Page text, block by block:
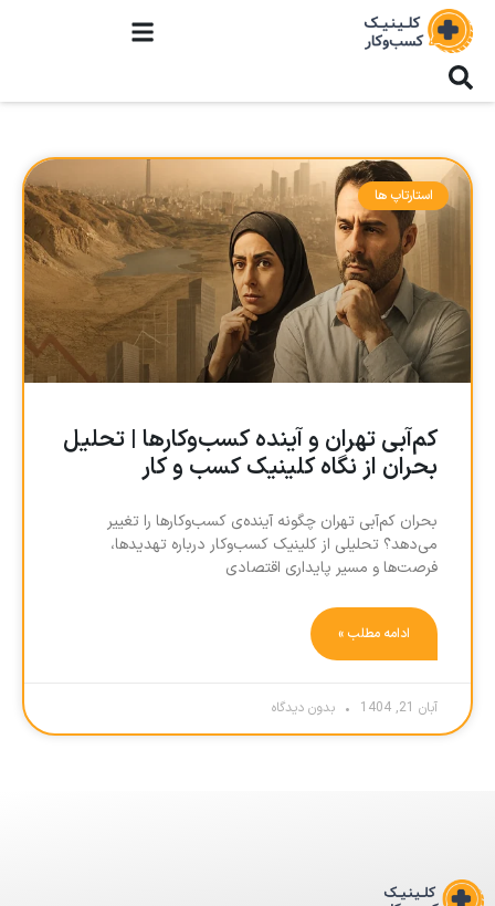
استارتاپ ها
کم‌آبی تهران و آینده کسب‌وکارها | تحلیل
بحران از نگاه کلینیک کسب و کار
بحران کم‌آبی تهران چگونه آینده‌ی کسب‌وکارها را تغییر
می‌دهد؟ تحلیلی از کلینیک کسب‌وکار درباره تهدیدها،
فرصت‌ها و مسیر پایداری اقتصادی
ادامه مطلب »
آبان 21, 1404 بدون دیدگاه